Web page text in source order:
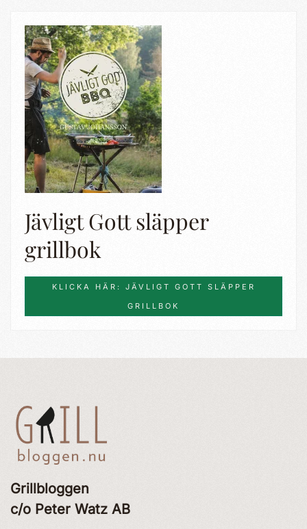
Jävligt Gott släpper
grillbok
KLICKA HÄR: JÄVLIGT GOTT SLÄPPER
GRILLBOK
Grillbloggen
c/o Peter Watz AB